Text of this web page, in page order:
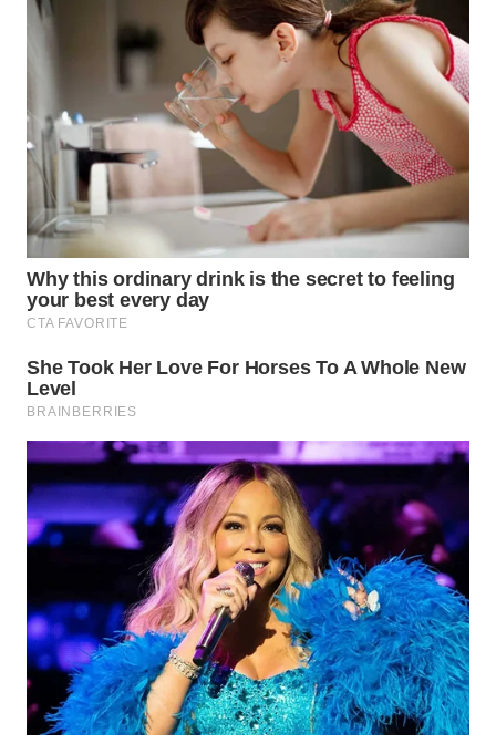
SEMARANG
WN
BOROBUDUR
WN
MADURA
WN
WN
NATUNA
WN
BINTAN
WN
LIKUPANG
WN